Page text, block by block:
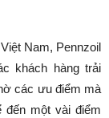
Nam, Pennzoil
khách hàng trải
các ưu điểm mà
đến một vài điểm